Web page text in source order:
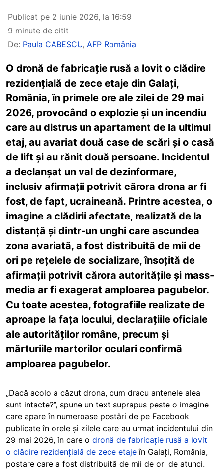
Publicat pe 2 iunie 2026, la 16:59
9 minute de citit
De: Paula CABESCU, AFP România
O dronă de fabricație rusă a lovit o clădire
rezidențială de zece etaje din Galați,
România, în primele ore ale zilei de 29 mai
2026, provocând o explozie și un incendiu
care au distrus un apartament de la ultimul
etaj, au avariat două case de scări și o casă
de lift și au rănit două persoane. Incidentul
a declanșat un val de dezinformare,
inclusiv afirmații potrivit cărora drona ar fi
fost, de fapt, ucraineană. Printre acestea, o
imagine a clădirii afectate, realizată de la
distanță și dintr-un unghi care ascundea
zona avariată, a fost distribuită de mii de
ori pe rețelele de socializare, însoțită de
afirmații potrivit cărora autoritățile și mass-
media ar fi exagerat amploarea pagubelor.
Cu toate acestea, fotografiile realizate de
aproape la fața locului, declarațiile oficiale
ale autorităților române, precum și
mărturiile martorilor oculari confirmă
amploarea pagubelor.
„Dacă acolo a căzut drona, cum dracu antenele alea
sunt intacte?”, spune un text suprapus peste o imagine
care apare în numeroase postări de pe Facebook
publicate în orele și zilele care au urmat incidentului din
29 mai 2026, în care o dronă de fabricație rusă a lovit
o clădire rezidențială de zece etaje în Galați, România,
postare care a fost distribuită de mii de ori de atunci.